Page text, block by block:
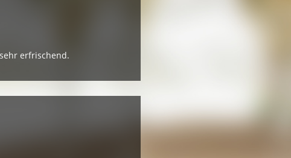
erfrischend.